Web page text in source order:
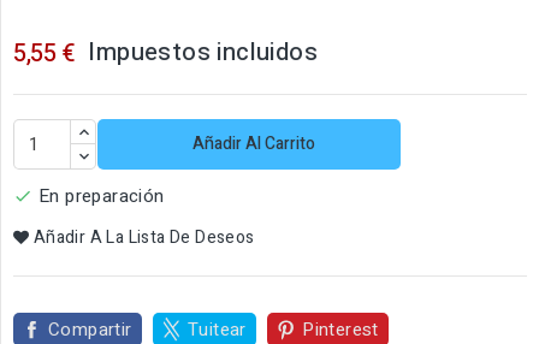
5,55 € Impuestos incluidos
Añadir Al Carrito
 En preparación
Añadir A La Lista De Deseos
Compartir Tuitear Pinterest